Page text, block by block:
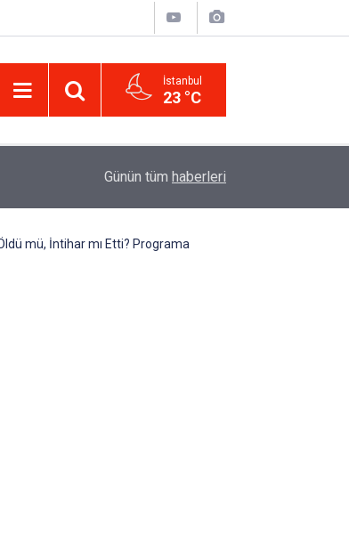
İstanbul
23 °C
Uzadı, Ödeme Kuralları Değişti
Günün tüm haberleri
mü, İntihar mı Etti? Programa